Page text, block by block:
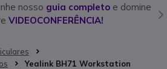
nosso guia completoe domine
VIDEOCONFERÊNCIA!
Yealink BH71 Workstation